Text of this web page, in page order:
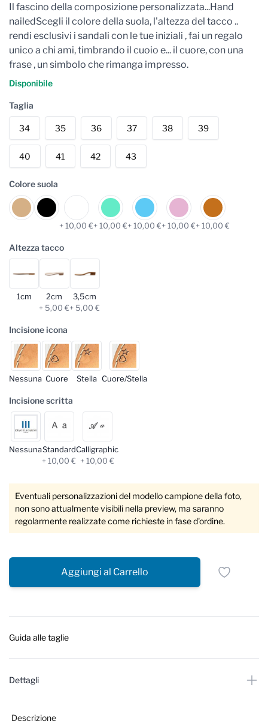
Il fascino della composizione personalizzata...Hand
nailedScegli il colore della suola, l'altezza del tacco ..
rendi esclusivi i sandali con le tue iniziali , fai un regalo
unico a chi ami, timbrando il cuoio e... il cuore, con una
frase , un simbolo che rimanga impresso.
Disponibile
Taglia
34 35 36 37 38 39
40 41 42 43
Colore suola
+ 10,00 €+ 10,00 €+ 10,00 €+ 10,00 €+ 10,00 €
Altezza tacco
1cm
2cm
+ 5,00 €
3,5cm
+ 5,00 €
Incisione icona
Nessuna Cuore Stella Cuore/Stella
Incisione scritta
NessunaStandard
+ 10,00 €
Calligraphic
+ 10,00 €
Eventuali personalizzazioni del modello campione della foto,
non sono attualmente visibili nella preview, ma saranno
regolarmente realizzate come richieste in fase d'ordine.
Aggiungi al Carrello
Guida alle taglie
Dettagli
Descrizione